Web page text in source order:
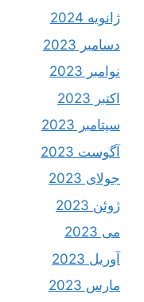
ژانویه 2024
دسامبر 2023
نوامبر 2023
اکتبر 2023
سپتامبر 2023
آگوست 2023
جولای 2023
ژوئن 2023
می 2023
آوریل 2023
مارس 2023